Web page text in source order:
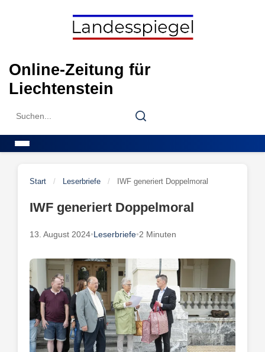
Online-Zeitung für
Liechtenstein
Search
Search
Start / Leserbriefe / IWF generiert Doppelmoral
IWF generiert Doppelmoral
13. August 2024•Leserbriefe•2 Minuten